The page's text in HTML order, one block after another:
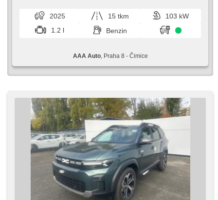
Sitze, Scheibenwischersensor, starten per Taste,
Reifendrucksensor, USB, Handgetriebe
2025 15 tkm
103 kW
1.2 l
Benzin
AAA Auto, Praha 8 - Čimice